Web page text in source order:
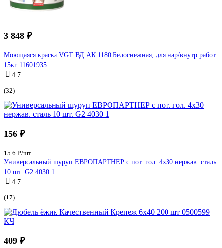
3 848 ₽
Моющаяся краска VGT ВД АК 1180 Белоснежная, для нар/внутр работ
15кг 11601935
4.7
(32)
156 ₽
15.6 ₽/шт
Универсальный шуруп ЕВРОПАРТНЕР с пот. гол. 4х30 нержав. сталь
10 шт. G2 4030 1
4.7
(17)
409 ₽